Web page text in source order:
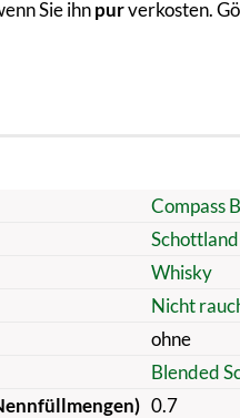
Sie ihnpurverkosten.
Compass
Schottland
Whisky
Nicht
ohne
Blended
0.7